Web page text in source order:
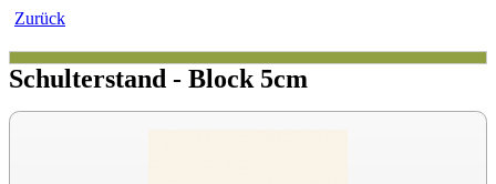
Zurück
Schulterstand - Block 5cm